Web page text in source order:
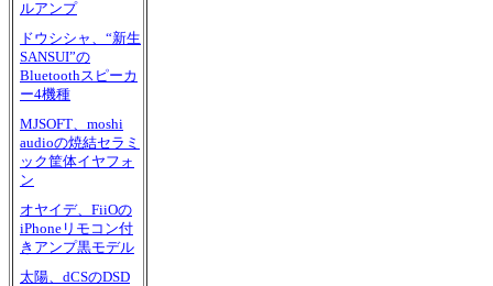
ルアンプ
ドウシシャ、“新生
SANSUI”の
Bluetoothスピーカ
ー4機種
MJSOFT、moshi
audioの焼結セラミ
ック筐体イヤフォ
ン
オヤイデ、FiiOの
iPhoneリモコン付
きアンプ黒モデル
太陽、dCSのDSD